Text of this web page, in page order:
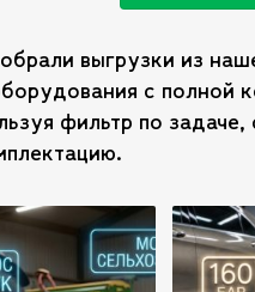
выгрузки из
с полной
фильтр по